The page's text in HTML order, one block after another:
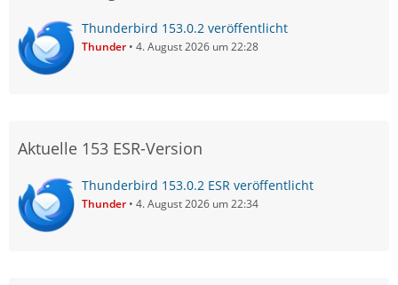
Thunderbird 153.0.2 veröffentlicht
Thunder 4. August 2026 um 22:28
Aktuelle 153 ESR-Version
Thunderbird 153.0.2 ESR veröffentlicht
Thunder 4. August 2026 um 22:34